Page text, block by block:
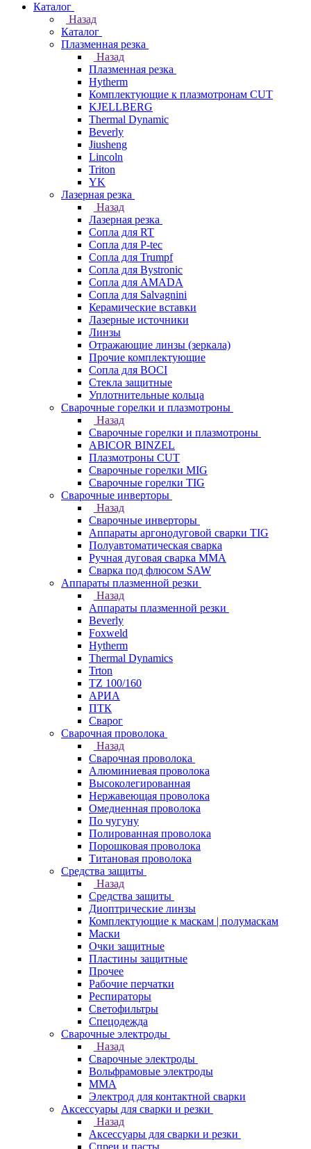
Каталог
Назад
Каталог
Плазменная резка
Назад
Плазменная резка
Hytherm
Комплектующие к плазмотронам CUT
KJELLBERG
Thermal Dynamic
Beverly
Jiusheng
Lincoln
Triton
YK
Лазерная резка
Назад
Лазерная резка
Сопла для RT
Сопла для P-tec
Сопла для Trumpf
Сопла для Bystronic
Сопла для AMADA
Сопла для Salvagnini
Керамические вставки
Лазерные источники
Линзы
Отражающие линзы (зеркала)
Прочие комплектующие
Сопла для BOCI
Стекла защитные
Уплотнительные кольца
Сварочные горелки и плазмотроны
Назад
Сварочные горелки и плазмотроны
ABICOR BINZEL
Плазмотроны CUT
Сварочные горелки MIG
Сварочные горелки TIG
Сварочные инверторы
Назад
Сварочные инверторы
Аппараты аргонодуговой сварки TIG
Полуавтоматическая сварка
Ручная дуговая сварка MMA
Сварка под флюсом SAW
Аппараты плазменной резки
Назад
Аппараты плазменной резки
Beverly
Foxweld
Hytherm
Thermal Dynamics
Trton
TZ 100/160
АРИА
ПТК
Сварог
Сварочная проволока
Назад
Сварочная проволока
Алюминиевая проволока
Высоколегированная
Нержавеющая проволока
Омедненная проволока
По чугуну
Полированная проволока
Порошковая проволока
Титановая проволока
Средства защиты
Назад
Средства защиты
Диоптрические линзы
Комплектующие к маскам | полумаскам
Маски
Очки защитные
Пластины защитные
Прочее
Рабочие перчатки
Респираторы
Светофильтры
Спецодежда
Сварочные электроды
Назад
Сварочные электроды
Вольфрамовые электроды
ММА
Электрод для контактной сварки
Аксессуары для сварки и резки
Назад
Аксессуары для сварки и резки
Спреи и пасты